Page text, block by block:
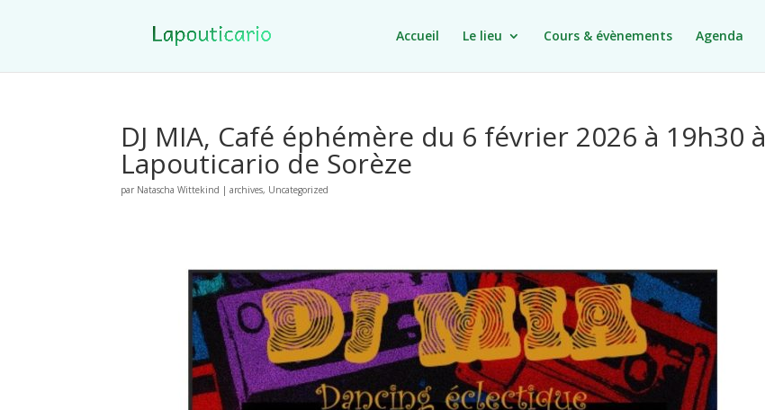
Accueil Le lieu Cours & évènements Agenda
DJ MIA, Café éphémère du 6 février 2026 à 19h30 à
Lapouticario de Sorèze
par Natascha Wittekind |archives, Uncategorized